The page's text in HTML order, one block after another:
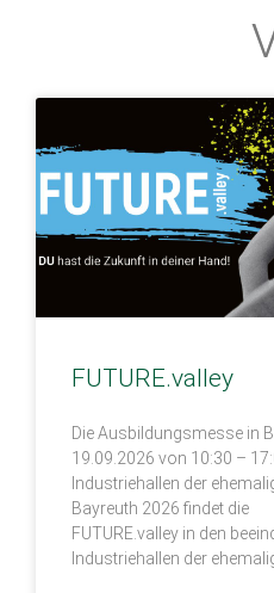
FUTURE.valley
Die Ausbildungsmesse in
19.09.2026 von 10:30 –
Industriehallen der
Bayreuth 2026 findet die
FUTURE.valley in den
Industriehallen der